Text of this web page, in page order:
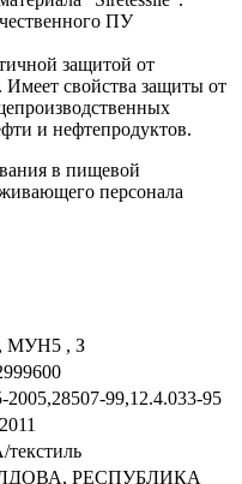
ПУ
защитой от
Имеет свойства защиты от
и нефтепродуктов.
в пищевой
персонала
, МУН5 , З
2005,28507-99,12.4.033-95
РЕСПУБЛИКА